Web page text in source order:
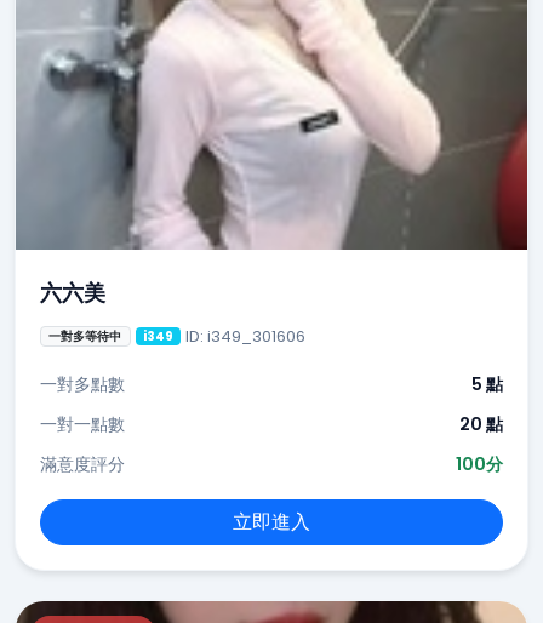
六六美
一對多等待中 i349 ID: i349_301606
一對多點數
5 點
一對一點數
20 點
滿意度評分
100分
立即進入